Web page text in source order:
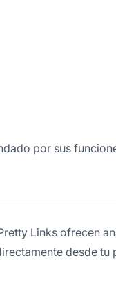
por sus
Links ofrecen
desde tu